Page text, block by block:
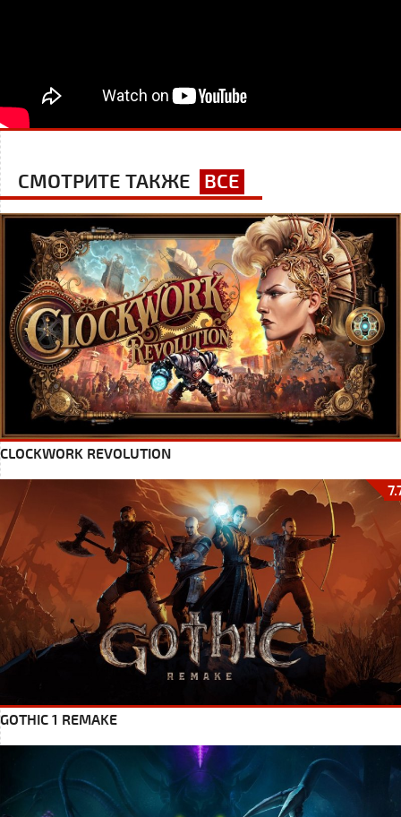
СМОТРИТЕ ТАКЖЕ ВСЕ
CLOCKWORK REVOLUTION
GOTHIC 1 REMAKE